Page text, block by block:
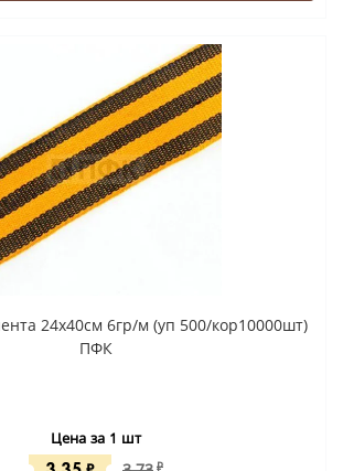
24x40cм 6гр/м (уп 500/кор10000шт)
ПФК
Цена за 1 шт
₽